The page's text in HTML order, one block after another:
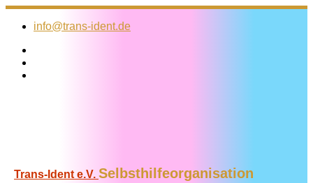
Zum
Inhalt
info@trans-ident.de
Trans-Ident e.V. Selbsthilfeorganisation